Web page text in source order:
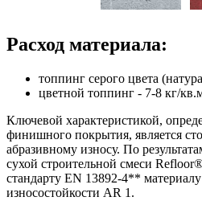
Расход материала:
топпинг серого цвета
цветной топпинг - 7-8 кг/
Ключевой характеристикой,
финишного покрытия, является
абразивному износу. По
сухой строительной смеси
стандарту EN 13892-4**
износостойкости AR 1.